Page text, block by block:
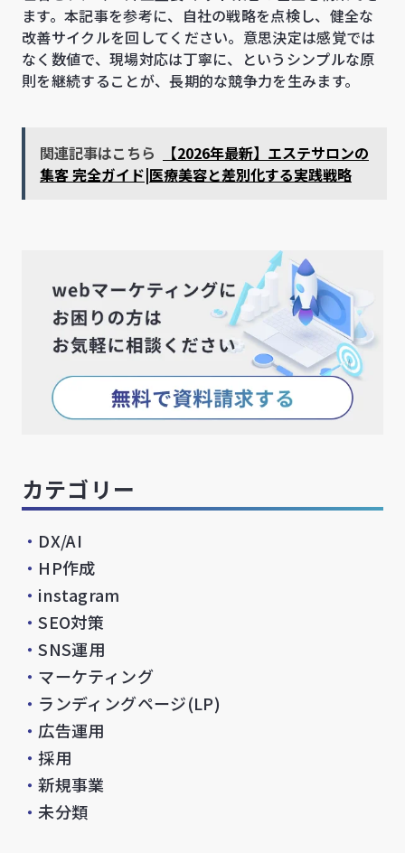
ます。本記事を参考に、自社の戦略を点検し、健全な
改善サイクルを回してください。意思決定は感覚では
なく数値で、現場対応は丁寧に、というシンプルな原
則を継続することが、長期的な競争力を生みます。
関連記事はこちら
【2026年最新】エステサロンの
集客 完全ガイド|医療美容と差別化する実践戦略
カテゴリー
・ DX/AI
・ HP作成
・ instagram
・SEO対策
・SNS運用
・ マーケティング
・ ランディングページ(LP)
・広告運用
・採用
・新規事業
・未分類